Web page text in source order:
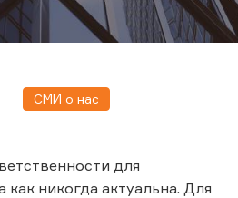
СМИ о нас
для
как никогда актуальна. Для